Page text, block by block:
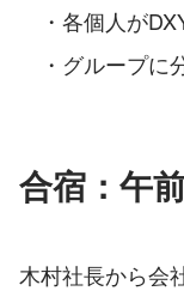
・各個人が
・グループに
合宿：午
木村社長から会